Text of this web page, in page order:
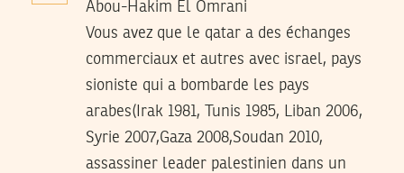
Abou-Hakim El Omrani
Vous avez que le qatar a des échanges
commerciaux et autres avec israel, pays
sioniste qui a bombarde les pays
arabes(Irak 1981, Tunis 1985, Liban 2006,
Syrie 2007,Gaza 2008,Soudan 2010,
assassiner leader palestinien dans un